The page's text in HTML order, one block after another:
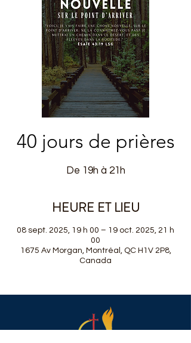
40 jours de prières
De 19h à 21h
HEURE ET LIEU
08 sept. 2025, 19 h 00 – 19 oct. 2025, 21 h
00
1675 Av Morgan, Montréal, QC H1V 2P8,
Canada